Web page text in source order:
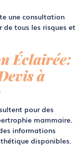
une consultation
de tous les risques et
Éclairée:
à
pour des
mammaire.
informations
disponibles.